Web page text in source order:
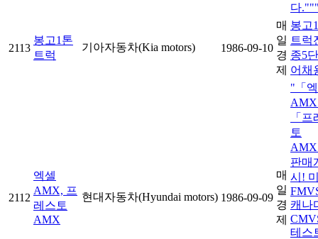
다
2113
봉고1톤
트럭
기아자동차(Kia motors) 1986-09-10
매
일
경
제
봉고
트럭
종5
어채
2112
엑셀
AMX, 프
레스토
AMX
현대자동차(Hyundai motors) 1986-09-09
매
일
경
제
"「
「
토
판매
시!
캐나
테스